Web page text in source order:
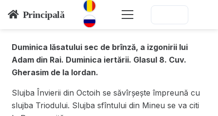
Principală
Duminica lăsatului sec de brînză, a izgonirii lui
Adam din Rai. Duminica iertării. Glasul 8. Cuv.
Gherasim de la Iordan.
Slujba Învierii din Octoih se săvîrșește împreună cu
slujba Triodului. Slujba sfîntului din Mineu se va citi